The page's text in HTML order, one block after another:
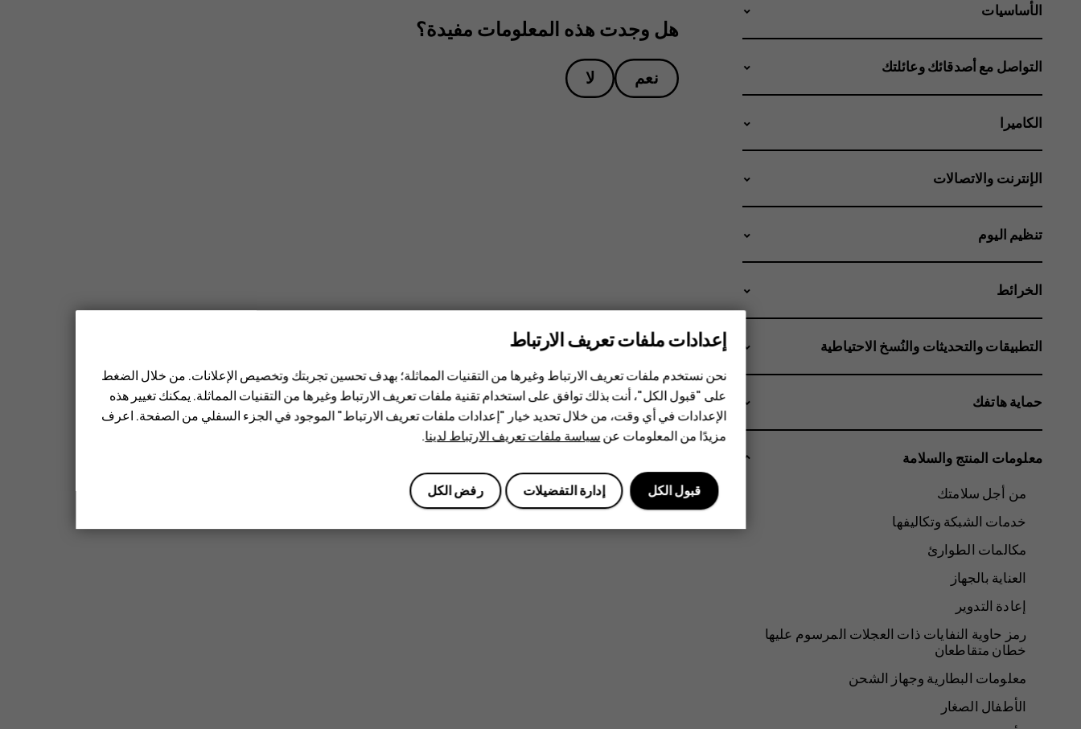
هل وجدت هذه المعلومات مفيدة؟
نعم لا
الأساسيات
التواصل مع أصدقائك وعائلتك
الكاميرا
الإنترنت والاتصالات
تنظيم اليوم
الخرائط
التطبيقات والتحديثات والنُسخ الاحتياطية
حماية هاتفك
معلومات المنتج والسلامة
من أجل سلامتك
خدمات الشبكة وتكاليفها
مكالمات الطوارئ
العناية بالجهاز
إعادة التدوير
رمز حاوية النفايات ذات العجلات المرسوم عليها
خطان متقاطعان
معلومات البطارية وجهاز الشحن
الأطفال الصغار
إعدادات ملفات تعريف الارتباط
نحن نستخدم ملفات تعريف الارتباط وغيرها من التقنيات المماثلة؛ بهدف تحسين تجربتك وتخصيص الإعلانات. من خلال الضغط
على "قبول الكل"، أنت بذلك توافق على استخدام تقنية ملفات تعريف الارتباط وغيرها من التقنيات المماثلة. يمكنك تغيير هذه
الإعدادات في أي وقت، من خلال تحديد خيار "إعدادات ملفات تعريف الارتباط" الموجود في الجزء السفلي من الصفحة. اعرف
مزيدًا من المعلومات عنسياسة ملفات تعريف الارتباط لدينا.
رفض الكل إدارة التفضيلات قبول الكل